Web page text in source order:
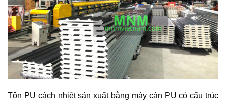
Tôn PU cách nhiệt sản xuất bằng máy cán PU có cấu trúc